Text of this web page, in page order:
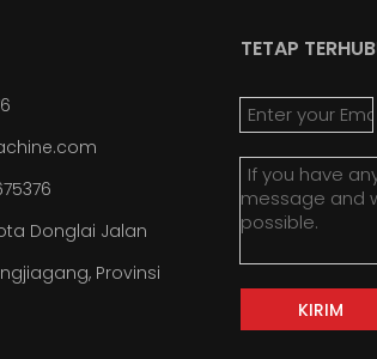
Donglai Jalan
Provinsi
TETAP
KIRIM